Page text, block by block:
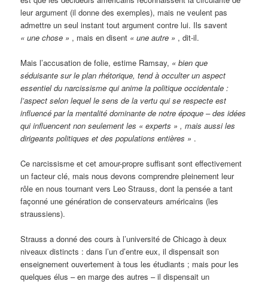
leur argument (il donne des exemples), mais ne veulent pas
admettre un seul instant tout argument contre lui. Ils savent
« une chose » , mais en disent « une autre » , dit-il.
Mais l’accusation de folie, estime Ramsay, « bien que
séduisante sur le plan rhétorique, tend à occulter un aspect
essentiel du narcissisme qui anime la politique occidentale :
l’aspect selon lequel le sens de la vertu qui se respecte est
influencé par la mentalité dominante de notre époque – des idées
qui influencent non seulement les « experts » , mais aussi les
dirigeants politiques et des populations entières » .
Ce narcissisme et cet amour-propre suffisant sont effectivement
un facteur clé, mais nous devons comprendre pleinement leur
rôle en nous tournant vers Leo Strauss, dont la pensée a tant
façonné une génération de conservateurs américains (les
straussiens).
Strauss a donné des cours à l’université de Chicago à deux
niveaux distincts : dans l’un d’entre eux, il dispensait son
enseignement ouvertement à tous les étudiants ; mais pour les
quelques élus – en marge des autres – il dispensait un